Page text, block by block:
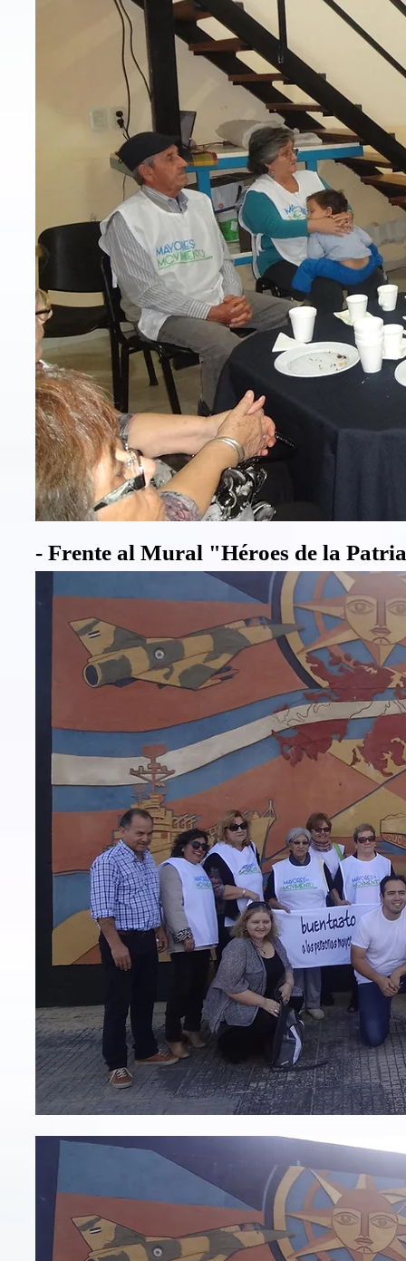
- Frente al Mural "Héroes de la